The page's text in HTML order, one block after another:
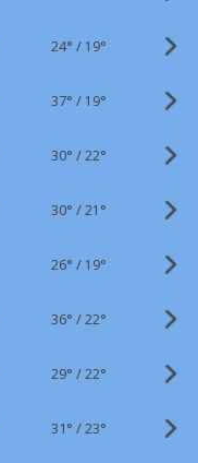
24° / 19°
37° / 19°
30° /22°
30° /21°
26° / 19°
36° /22°
29° /22°
31° /23°